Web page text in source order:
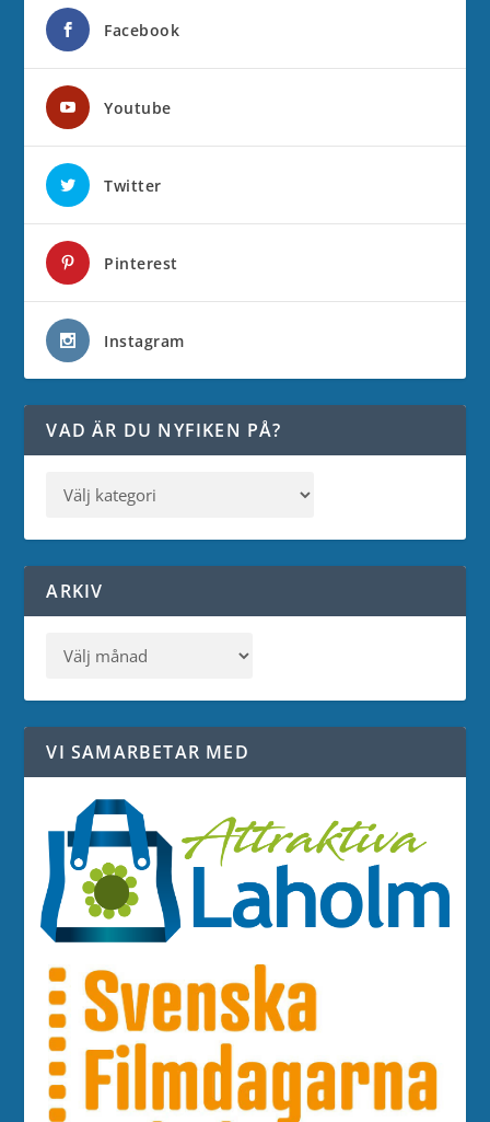
Facebook
Youtube
Twitter
Pinterest
Instagram
VAD ÄR DU NYFIKEN PÅ?
ARKIV
VI SAMARBETAR MED